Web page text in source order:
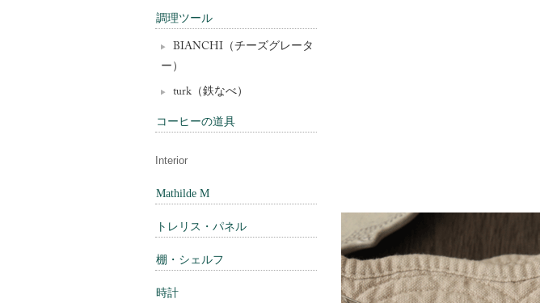
調理ツール
BIANCHI（チーズグレータ
ー）
turk（鉄なべ）
コーヒーの道具
Interior
Mathilde M
トレリス・パネル
棚・シェルフ
時計